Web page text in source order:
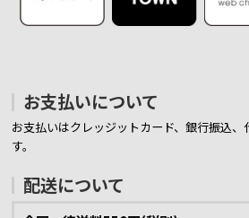
お支払いについて
お支払いはクレッジットカード、銀行振込、
す。
配送について